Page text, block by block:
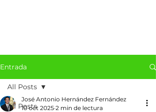
Entrada
All Posts
All Posts
José Antonio Hernández Fernández
10 oct 2025 2 min de lectura